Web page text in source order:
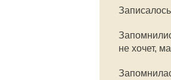
не хочет,